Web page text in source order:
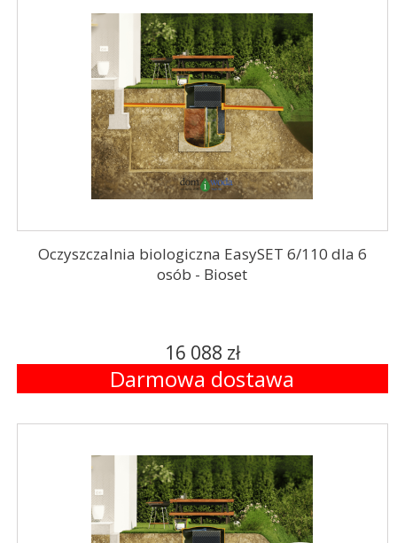
Oczyszczalnia biologiczna EasySET 6/110 dla 6
osób - Bioset
16 088 zł
Darmowa dostawa